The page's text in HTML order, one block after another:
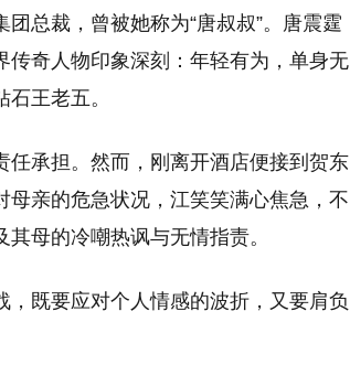
总裁，曾被她称为“唐叔叔”。唐震霆
奇人物印象深刻：年轻有为，单身无
王老五。
承担。然而，刚离开酒店便接到贺东
亲的危急状况，江笑笑满心焦急，不
母的冷嘲热讽与无情指责。
既要应对个人情感的波折，又要肩负